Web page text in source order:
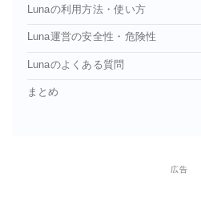
Lunaの利用方法・使い方
Luna運営の安全性・危険性
Lunaのよくある質問
まとめ
広告